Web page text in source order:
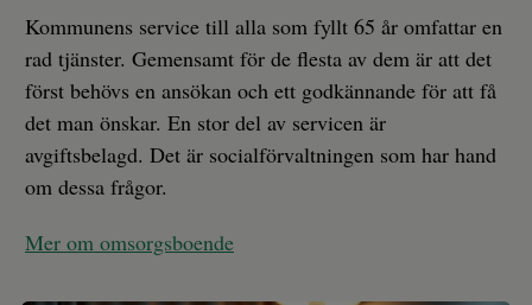
Kommunens service till alla som fyllt 65 år omfattar en
rad tjänster. Gemensamt för de flesta av dem är att det
först behövs en ansökan och ett godkännande för att få
det man önskar. En stor del av servicen är
avgiftsbelagd. Det är socialförvaltningen som har hand
om dessa frågor.
Mer om omsorgsboende